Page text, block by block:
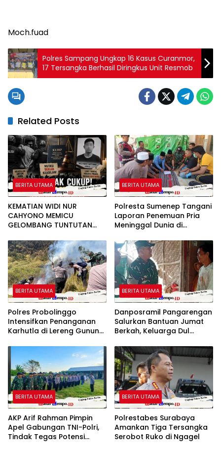
Moch.fuad
Polres Sampang Ungkap 16 Kasus Curanmor,
17 Tersangka Berhasil Diringkus Unit Resmob
Related Posts
BERITA UTAMA
KEMATIAN WIDI NUR
CAHYONO MEMICU
GELOMBANG TUNTUTAN
TAK MENJAWAB
PERTANYAAN HUKUM,
DESAKAN PROSES PIDANA
MENGUAT
BERITA UTAMA
Polresta Sumenep Tangani
Laporan Penemuan Pria
Meninggal Dunia di
BERITA UTAMA
Polres Probolinggo
Intensifkan Penanganan
Karhutla di Lereng Gunung
BERITA UTAMA
Danposramil Pangarengan
Salurkan Bantuan Jumat
Berkah, Keluarga Dul
MCK
BERITA UTAMA
AKP Arif Rahman Pimpin
Apel Gabungan TNI-Polri,
Tindak Tegas Potensi
BERITA UTAMA
Polrestabes Surabaya
Amankan Tiga Tersangka
Serobot Ruko di Ngagel